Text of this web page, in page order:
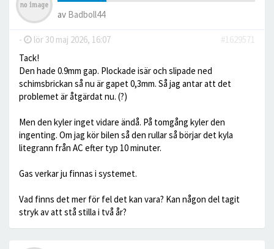
av Badboll44
- lör 30 maj 2026, 16:07
#1629571
Tack!
Den hade 0.9mm gap. Plockade isär och slipade ned
schimsbrickan så nu är gapet 0,3mm. Så jag antar att det
problemet är åtgärdat nu. (?)
Men den kyler inget vidare ändå. På tomgång kyler den
ingenting. Om jag kör bilen så den rullar så börjar det kyla
litegrann från AC efter typ 10 minuter.
Gas verkar ju finnas i systemet.
Vad finns det mer för fel det kan vara? Kan någon del tagit
stryk av att stå stilla i två år?